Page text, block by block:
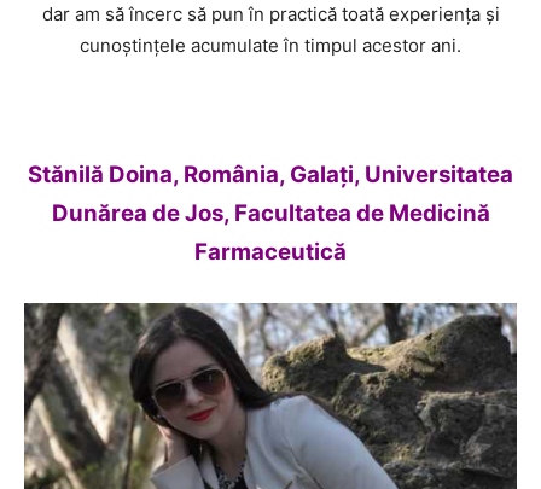
dar am să încerc să pun în practică toată experiența și
cunoștințele acumulate în timpul acestor ani.
Stănilă Doina, România, Galaţi, Universitatea
Dunărea de Jos, Facultatea de Medicină
Farmaceutică